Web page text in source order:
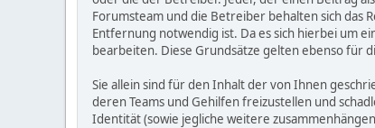
Forumsteam und die Betreiber behalten sich das
Entfernung notwendig ist. Da es sich hierbei um
bearbeiten. Diese Grundsätze gelten ebenso
Sie allein sind für den Inhalt der von Ihnen
deren Teams und Gehilfen freizustellen und
Identität (sowie jegliche weitere